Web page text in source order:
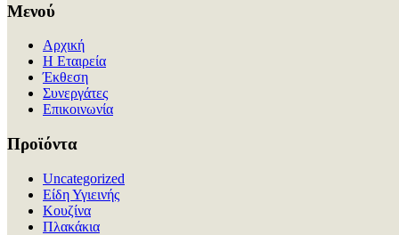
Μενού
Αρχική
Η Εταιρεία
Έκθεση
Συνεργάτες
Επικοινωνία
Προϊόντα
Uncategorized
Είδη Υγιεινής
Κουζίνα
Πλακάκια